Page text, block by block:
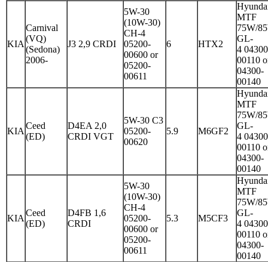
KIA
Carnival
(VQ)
(Sedona)
2006-
J3 2,9 CRDI
5W-30
(10W-30)
CH-4
05200-
00600 or
05200-
00611
6 HTX2
MTF
75W/
GL-
4
00110
04300-
00140
KIA
Ceed
(ED)
D4EA 2,0
CRDI VGT
5W-30 C3
05200-
00620
5.9 M6GF2
MTF
75W/
GL-
4
00110
04300-
00140
KIA
Ceed
(ED)
D4FB 1,6
CRDI
5W-30
(10W-30)
CH-4
05200-
00600 or
05200-
00611
5.3 M5CF3
MTF
75W/
GL-
4
00110
04300-
00140